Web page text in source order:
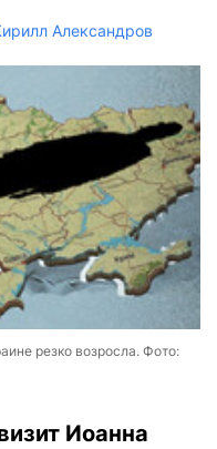
Александров
резко возросла. Фото:
Иоанна